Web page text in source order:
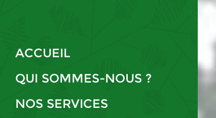
ACCUEIL
QUI SOMMES-NOUS ?
NOS SERVICES